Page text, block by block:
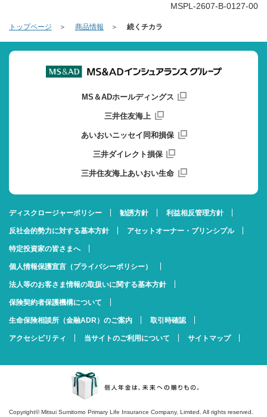
MSPL-2607-B-0127-00
トップページ 商品情報 続くチカラ
MS＆ADホールディングス
三井住友海上
あいおいニッセイ同和損保
三井ダイレクト損保
三井住友海上あいおい生命
ディスクロージャーポリシー 勧誘方針 利益相反管理方針
反社会的勢力に対する基本方針 アセットオーナー・プリンシプル
特定投資家の皆さまへ
個人情報保護宣言（プライバシーポリシー）
法人等のお客さま情報の取扱いに関する基本方針
保険契約者保護機構について
生命保険相談所（金融ADR）のご案内 取引時確認
アクセシビリティ 当サイトのご利用について サイトマップ
Copyright© Mitsui Sumitomo Primary Life Insurance Company, Limited. All rights reserved.